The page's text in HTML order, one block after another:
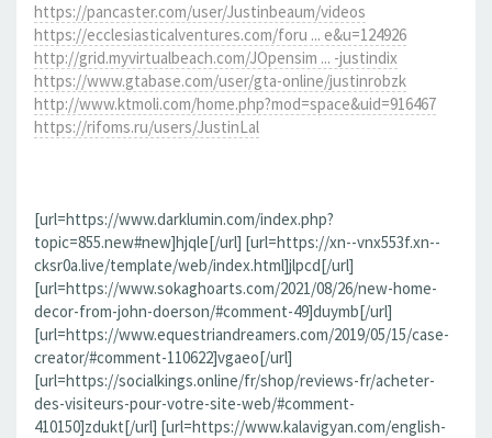
https://pancaster.com/user/Justinbeaum/videos
https://ecclesiasticalventures.com/foru ... e&u=124926
http://grid.myvirtualbeach.com/JOpensim ... -justindix
https://www.gtabase.com/user/gta-online/justinrobzk
http://www.ktmoli.com/home.php?mod=space&uid=916467
https://rifoms.ru/users/JustinLal
[url=https://www.darklumin.com/index.php?
topic=855.new#new]hjqle[/url] [url=https://xn--vnx553f.xn--
cksr0a.live/template/web/index.html]jlpcd[/url]
[url=https://www.sokaghoarts.com/2021/08/26/new-home-
decor-from-john-doerson/#comment-49]duymb[/url]
[url=https://www.equestriandreamers.com/2019/05/15/case-
creator/#comment-110622]vgaeo[/url]
[url=https://socialkings.online/fr/shop/reviews-fr/acheter-
des-visiteurs-pour-votre-site-web/#comment-
410150]zdukt[/url] [url=https://www.kalavigyan.com/english-